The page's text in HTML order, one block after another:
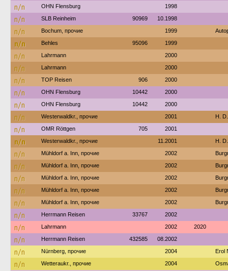
n/n OHN Flensburg 1998
n/n SLB Reinheim 90969 10.1998
n/n Bochum, прочие 1999
n/n Behles 95096 1999
n/n Lahrmann 2000
n/n Lahrmann 2000
n/n TOP Reisen 906 2000
n/n OHN Flensburg 10442 2000
n/n OHN Flensburg 10442 2000
n/n Westerwaldkr., прочие 2001 H.
n/n OMR Röttgen 705 2001
n/n Westerwaldkr., прочие 11.2001 H.
n/n Mühldorf a. Inn, прочие 2002
n/n Mühldorf a. Inn, прочие 2002
n/n Mühldorf a. Inn, прочие 2002
n/n Mühldorf a. Inn, прочие 2002
n/n Mühldorf a. Inn, прочие 2002
n/n Herrmann Reisen 33767 2002
n/n Lahrmann 2002 2020
n/n Herrmann Reisen 432585 08.2002
n/n Nürnberg, прочие 2004 Erol
n/n Wetteraukr., прочие 2004